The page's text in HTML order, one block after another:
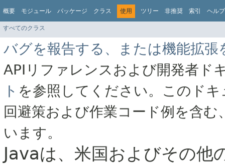
概要 モジュール パッケージ クラス 使用 ツリー 非推奨 索引 ヘルプ
すべてのクラス
バグを報告する、または機能拡張
APIリファレンスおよび開発者ド
ト を参照してください。このド
回避策および作業コード例を含
います。
Javaは、米国およびその